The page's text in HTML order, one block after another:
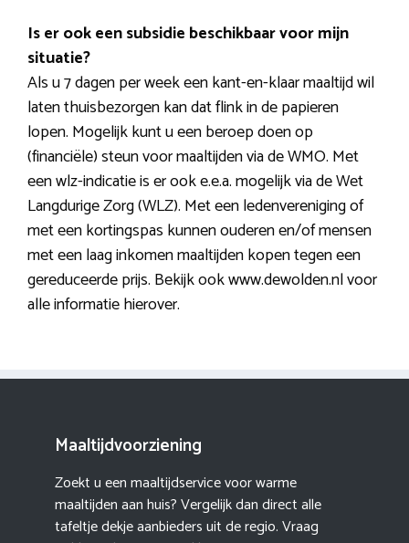
Is er ook een subsidie beschikbaar voor mijn
situatie?
Als u 7 dagen per week een kant-en-klaar maaltijd wil
laten thuisbezorgen kan dat flink in de papieren
lopen. Mogelijk kunt u een beroep doen op
(financiële) steun voor maaltijden via de WMO. Met
een wlz-indicatie is er ook e.e.a. mogelijk via de Wet
Langdurige Zorg (WLZ). Met een ledenvereniging of
met een kortingspas kunnen ouderen en/of mensen
met een laag inkomen maaltijden kopen tegen een
gereduceerde prijs. Bekijk ook www.dewolden.nl voor
alle informatie hierover.
Maaltijdvoorziening
Zoekt u een maaltijdservice voor warme
maaltijden aan huis? Vergelijk dan direct alle
tafeltje dekje aanbieders uit de regio. Vraag